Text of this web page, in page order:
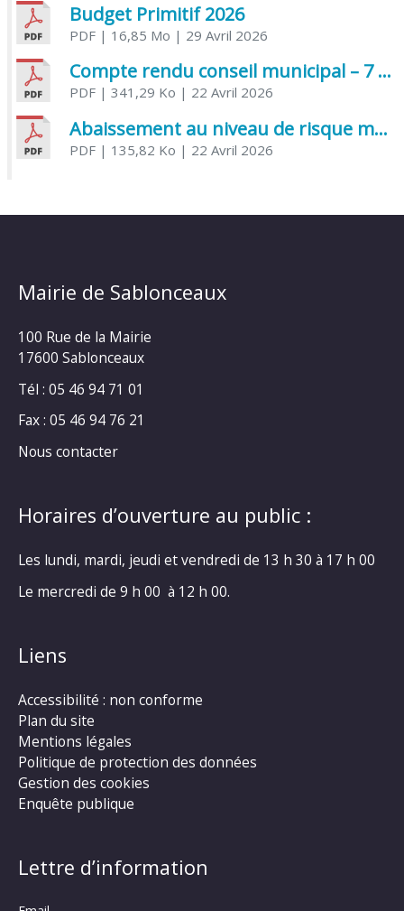
Budget Primitif 2026
PDF| 16,85 Mo | 29 Avril 2026
Compte rendu conseil municipal – 7 avril 2026
PDF| 341,29 Ko | 22 Avril 2026
Abaissement au niveau de risque modéré de l’Influenza aviaire
PDF| 135,82 Ko | 22 Avril 2026
Mairie de Sablonceaux
100 Rue de la Mairie
17600 Sablonceaux
Tél : 05 46 94 71 01
Fax : 05 46 94 76 21
Nous contacter
Horaires d’ouverture au public :
Les lundi, mardi, jeudi et vendredi de 13 h 30 à 17 h 00
Le mercredi de 9 h 00 à 12 h 00.
Liens
Accessibilité : non conforme
Plan du site
Mentions légales
Politique de protection des données
Gestion des cookies
Enquête publique
Lettre d’information